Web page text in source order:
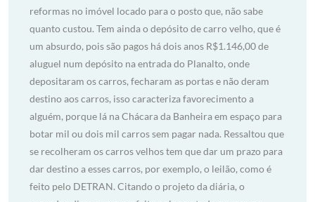
reformas no imóvel locado para o posto que, não sabe
quanto custou. Tem ainda o depósito de carro velho, que é
um absurdo, pois são pagos há dois anos R$1.146,00 de
aluguel num depósito na entrada do Planalto, onde
depositaram os carros, fecharam as portas e não deram
destino aos carros, isso caracteriza favorecimento a
alguém, porque lá na Chácara da Banheira em espaço para
botar mil ou dois mil carros sem pagar nada. Ressaltou que
se recolheram os carros velhos tem que dar um prazo para
dar destino a esses carros, por exemplo, o leilão, como é
feito pelo DETRAN. Citando o projeto da diária, o